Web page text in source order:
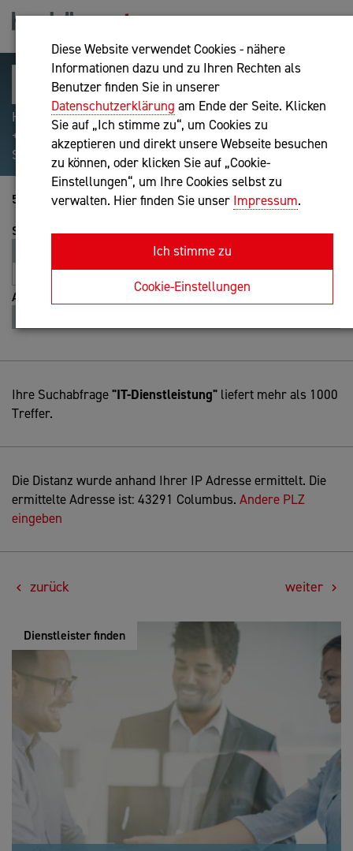
Diese Website verwendet Cookies - nähere
Informationen dazu und zu Ihren Rechten als
Benutzer finden Sie in unserer
Datenschutzerklärung am Ende der Seite. Klicken
Sie auf „Ich stimme zu“, um Cookies zu
akzeptieren und direkt unsere Webseite besuchen
zu können, oder klicken Sie auf „Cookie-
Einstellungen“, um Ihre Cookies selbst zu
verwalten. Hier finden Sie unser Impressum.
Ich stimme zu
Cookie-Einstellungen
Hilfreiche Suchparameter: Begriff einschließen:
+webshop, Begriff ausschließen: -webshop, Exakter
Suchbegriff: "internet of things"
5241-5260 von 5392
Sortierung
Entfernung
A-Z
Z-A
Ansicht
Ihre Suchabfrage"IT-Dienstleistung" liefert mehr als 1000
Treffer.
Die Distanz wurde anhand Ihrer IP Adresse ermittelt. Die
ermittelte Adresse ist: 43291 Columbus. Andere PLZ
eingeben
zurück weiter
Dienstleister finden